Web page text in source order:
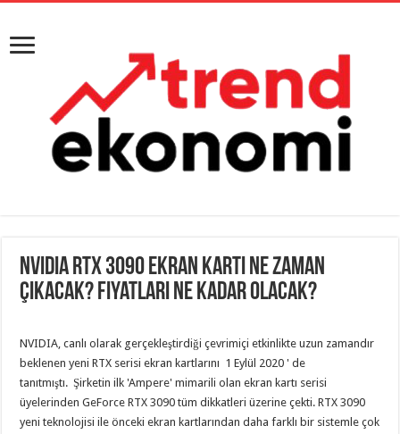
NVIDIA RTX 3090 ekran kartı ne zaman
çıkacak? Fiyatları ne kadar olacak?
NVIDIA, canlı olarak gerçekleştirdiği çevrimiçi etkinlikte uzun zamandır
beklenen yeni RTX serisi ekran kartlarını 1 Eylül 2020 ' de
tanıtmıştı. Şirketin ilk 'Ampere' mimarili olan ekran kartı serisi
üyelerinden GeForce RTX 3090 tüm dikkatleri üzerine çekti. RTX 3090
yeni teknolojisi ile önceki ekran kartlarından daha farklı bir sistemle çok